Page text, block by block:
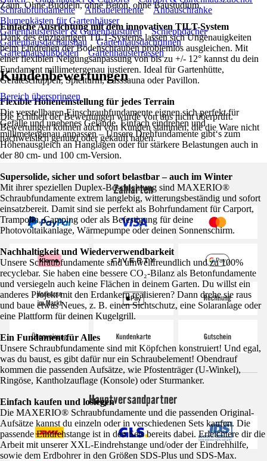
Zaun. Ohne Buddeln, ohne Beton, ohne Baustudium.
Einfache Ausrichtung mit dem innovativen TILT-System
Dank des einzigartigen TILT-Systems lassen sich Ungenauigkeiten
beim Eindrehen der Bodenschrauben problemlos ausgleichen. Mit
einer flexiblen Neigungsanpassung von bis zu +/- 12° kannst du dein
Fundament millimetergenau justieren. Ideal für Gartenhütte,
Geräteschuppen, Spielturm, Fasssauna oder Pavillon.
Flexible Höheneinstellung für jedes Terrain
Die verstellbaren Einschraubfundamente eignen sich perfekt für
Gefälle und unebenes Gelände. Einfach eindrehen und
millimetergenau anpassen – Unsere Drehfundamente gibt‘s zum
Höhenausgleich an Hanglagen oder für stärkere Belastungen auch in
der 80 cm- und 100 cm-Version.
Supersolide, sicher und sofort belastbar – auch im Winter
Mit ihrer speziellen Duplex-Beschichtung sind MAXERIO®
Schraubfundamente extrem langlebig, witterungsbeständig und sofort
einsatzbereit. Damit sind sie perfekt als Bohrfundament für Carport,
Trampolin, Camping oder als Befestigung für deine
Photovoltaikanlage, Wärmepumpe oder deinen Sonnenschirm.
Nachhaltigkeit und Wiederverwendbarkeit
Unsere Schraubfundamente sind umweltfreundlich und zu 100%
recyclebar. Sie haben eine bessere CO₂-Bilanz als Betonfundamente
und versiegeln auch keine Flächen in deinem Garten. Du willst ein
anderes Projekt mit den Erdankern realisieren? Dann drehe sie raus
und baue etwas Neues, z. B. einen Sichtschutz, eine Solaranlage oder
eine Plattform für deinen Kugelgrill.
Ein Fundament für Alles
Unsere Schraubfundamente sind mit Köpfchen konstruiert! Und egal,
was du baust, es gibt dafür nur ein Schraubelement! Obendrauf
kommen die passenden Aufsätze, wie Pfostenträger (U-Winkel),
Ringöse, Kantholzauflage (Konsole) oder Sturmanker.
Einfach kaufen und loslegen
Die MAXERIO® Schraubfundamente und die passenden Original-
Aufsätze kannst du einzeln oder in verschiedenen Sets kaufen. Die
passende Eindrehstange ist in den Sets bereits dabei. Erleichtere dir die
Arbeit mit unserer XXL-Eindrehstange und/oder der Eindrehhilfe,
sowie dem Erdbohrer in den Größen SDS-Plus und SDS-Max.
Schraubfundamente
Anbauelemente
Anbauschränke
Blumenkästen für Gartenhäuser
Gartenhausfenster & Gartenhaustüren
Schleppdächer
Gartenhausdachausbau
Gartenhausdachrinnen
Gartenhausfußböden
Gartenhausterrassen
Kundenbewertungen
Bereich überspringen
Die Echtheit der Bewertungen wurde von uns nicht überprüft.
Bewertungen können auch von Kunden stammen, die die Ware nicht
nachweislich genutzt oder gekauft haben.
Zahlarten
Hauptversandpartner